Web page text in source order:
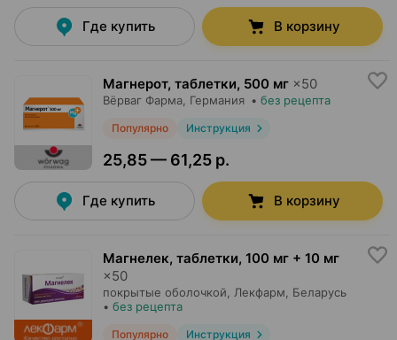
Где купить В корзину
Магнерот, таблетки, 500 мг ×50
Вёрваг Фарма , Германия • без рецепта
Популярно Инструкция
25,85 — 61,25 р.
Где купить В корзину
Магнелек, таблетки, 100 мг + 10 мг
×50
покрытые оболочкой, Лекфарм , Беларусь
• без рецепта
Популярно Инструкция